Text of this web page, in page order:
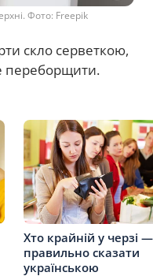
Фото: Freepik
скло серветкою,
переборщити.
Хто крайній у черзі
правильно сказати
українською